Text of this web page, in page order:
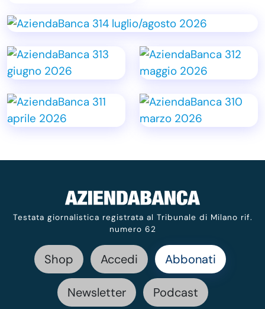
Testata giornalistica registrata al Tribunale di Milano rif.
numero 62
Shop Accedi Abbonati
Newsletter Podcast